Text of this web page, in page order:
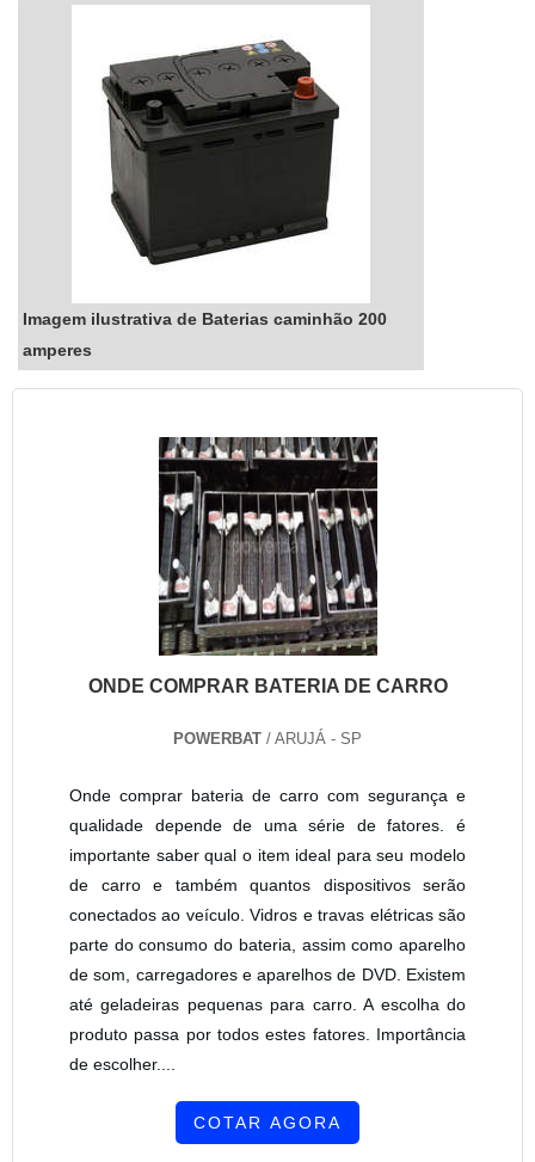
Imagem ilustrativa de Baterias caminhão 200
amperes
ONDE COMPRAR BATERIA DE CARRO
POWERBAT / ARUJÁ - SP
Onde comprar bateria de carro com segurança e
qualidade depende de uma série de fatores. é
importante saber qual o item ideal para seu modelo
de carro e também quantos dispositivos serão
conectados ao veículo. Vidros e travas elétricas são
parte do consumo do bateria, assim como aparelho
de som, carregadores e aparelhos de DVD. Existem
até geladeiras pequenas para carro. A escolha do
produto passa por todos estes fatores. Importância
de escolher....
COTAR AGORA